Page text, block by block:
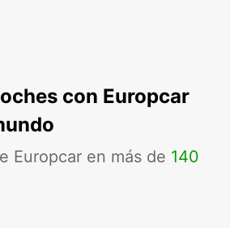
con Europcar
Europcar en más de 140